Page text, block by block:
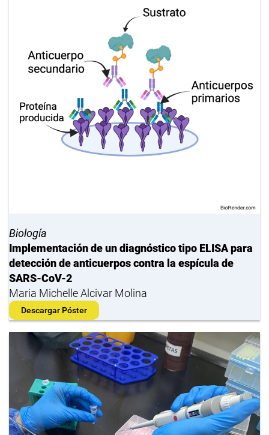
Biología
Implementación de un diagnóstico tipo ELISA para
detección de anticuerpos contra la espícula de
SARS-CoV-2
Maria Michelle Alcivar Molina
Descargar Póster